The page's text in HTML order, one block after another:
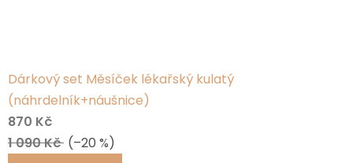
Dárkový set Měsíček lékařský kulatý
(náhrdelník+náušnice)
870 Kč
1 090 Kč (–20 %)